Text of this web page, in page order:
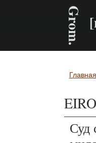
Grom.
Вы
Главная
Суд